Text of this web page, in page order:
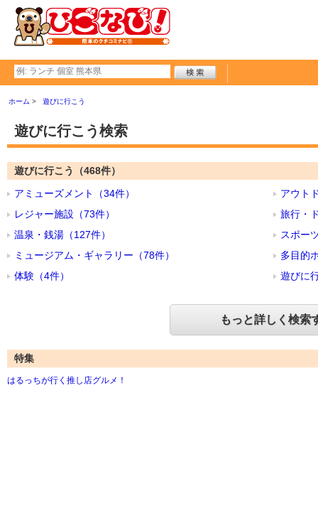
ホーム 遊びに行こう
遊びに行こう検索
遊びに行こう（468件）
アミューズメント（34件）
アウト
レジャー施設（73件）
旅行・
温泉・銭湯（127件）
スポー
ミュージアム・ギャラリー（78件）
多目的
体験（4件）
遊びに
もっと詳しく検索
特集
はるっちが行く推し店グルメ！